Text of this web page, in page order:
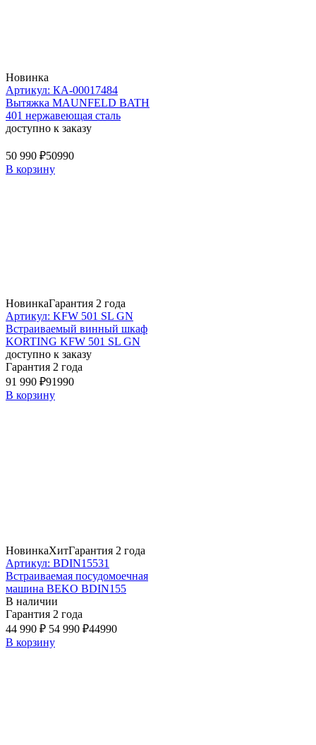
Новинка
Артикул: КА-00017484
Вытяжка MAUNFELD BATH
401 нержавеющая сталь
доступно к заказу
50 990 ₽50990
В корзину
НовинкаГарантия 2 года
Артикул: KFW 501 SL GN
Встраиваемый винный шкаф
KORTING KFW 501 SL GN
доступно к заказу
Гарантия 2 года
91 990 ₽91990
В корзину
НовинкаХитГарантия 2 года
Артикул: BDIN15531
Встраиваемая посудомоечная
машина BEKO BDIN155
В наличии
Гарантия 2 года
44 990 ₽ 54 990 ₽44990
В корзину